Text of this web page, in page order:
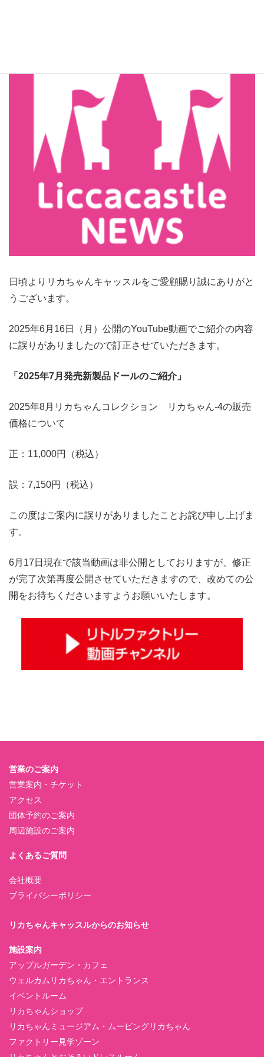
日頃よりリカちゃんキャッスルをご愛顧賜り誠にありがと
うございます。
2025年6月16日（月）公開のYouTube動画でご紹介の内容
に誤りがありましたので訂正させていただきます。
「2025年7月発売新製品ドールのご紹介」
2025年8⽉リカちゃんコレクション リカちゃん-4の販売
価格について
正：11,000円（税込）
誤：7,150円（税込）
この度はご案内に誤りがありましたことお詫び申し上げま
す。
6月17日現在で該当動画は非公開としておりますが、修正
が完了次第再度公開させていただきますので、改めての公
開をお待ちくださいますようお願いいたします。
営業のご案内
営業案内・チケット
アクセス
団体予約のご案内
周辺施設のご案内
よくあるご質問
会社概要
プライバシーポリシー
リカちゃんキャッスルからのお知らせ
施設案内
アップルガーデン・カフェ
ウェルカムリカちゃん・エントランス
イベントルーム
リカちゃんショップ
リカちゃんミュージアム・ムービングリカちゃん
ファクトリー見学ゾーン